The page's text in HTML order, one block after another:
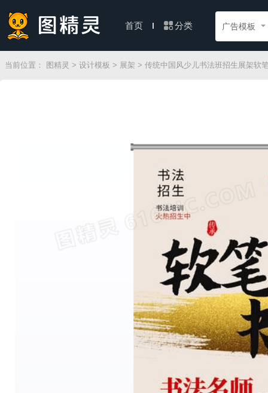
首页 分类 广告模板
当前位置： 图精灵 > 设计模板 > 展架 > 传统中国风少儿书法班招生展架软